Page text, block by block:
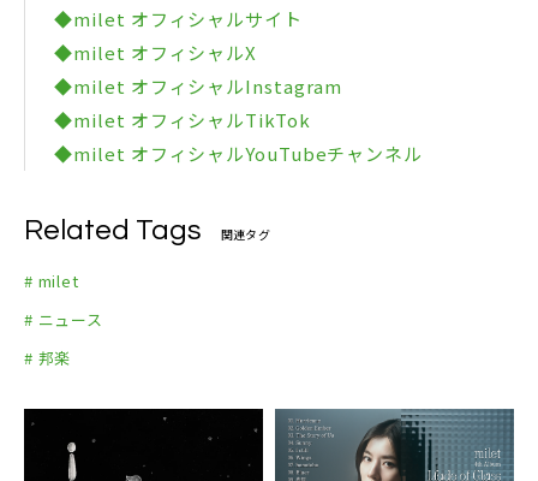
◆milet オフィシャルサイト
◆milet オフィシャルX
◆milet オフィシャルInstagram
◆milet オフィシャルTikTok
◆milet オフィシャルYouTubeチャンネル
Related Tags 関連タグ
# milet
# ニュース
# 邦楽